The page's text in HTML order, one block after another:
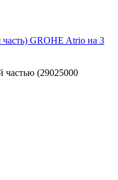
GROHE Atrio на 3
частью (29025000